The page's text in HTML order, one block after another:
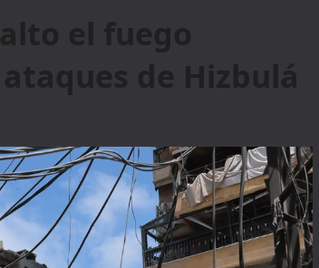
el fuego
de Hizbulá